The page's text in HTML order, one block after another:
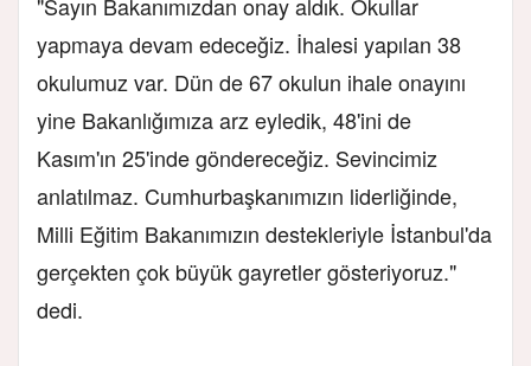
yapmaya devam edeceğiz. İhalesi yapılan 38
okulumuz var. Dün de 67 okulun ihale onayını
yine Bakanlığımıza arz eyledik, 48'ini de
Kasım'ın 25'inde göndereceğiz. Sevincimiz
anlatılmaz. Cumhurbaşkanımızın liderliğinde,
Milli Eğitim Bakanımızın destekleriyle İstanbul'da
gerçekten çok büyük gayretler gösteriyoruz."
dedi.